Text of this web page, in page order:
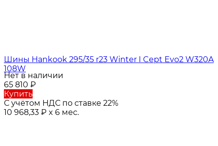
Шины Hankook 295/35 r23 Winter I Cept Evo2 W320A
108W
Нет в наличии
65 810 ₽
Купить
С учётом НДС по ставке 22%
10 968,33 ₽ x 6 мес.